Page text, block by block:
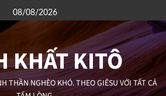
08/08/2026
KHẤT KITÔ
THẦN NGHÈO KHÓ. THEO GIÊSU VỚI TẤT CẢ